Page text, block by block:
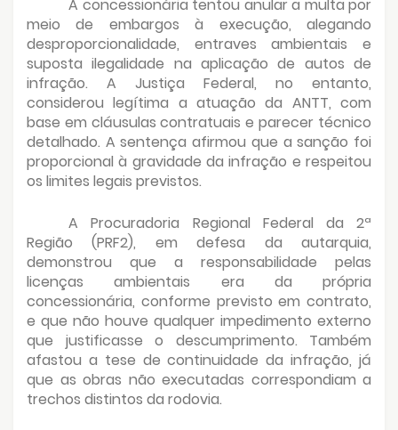
A concessionária tentou anular a multa por
meio de embargos à execução, alegando
desproporcionalidade, entraves ambientais e
suposta ilegalidade na aplicação de autos de
infração. A Justiça Federal, no entanto,
considerou legítima a atuação da ANTT, com
base em cláusulas contratuais e parecer técnico
detalhado. A sentença afirmou que a sanção foi
proporcional à gravidade da infração e respeitou
os limites legais previstos.
A Procuradoria Regional Federal da 2ª
Região (PRF2), em defesa da autarquia,
demonstrou que a responsabilidade pelas
licenças ambientais era da própria
concessionária, conforme previsto em contrato,
e que não houve qualquer impedimento externo
que justificasse o descumprimento. Também
afastou a tese de continuidade da infração, já
que as obras não executadas correspondiam a
trechos distintos da rodovia.